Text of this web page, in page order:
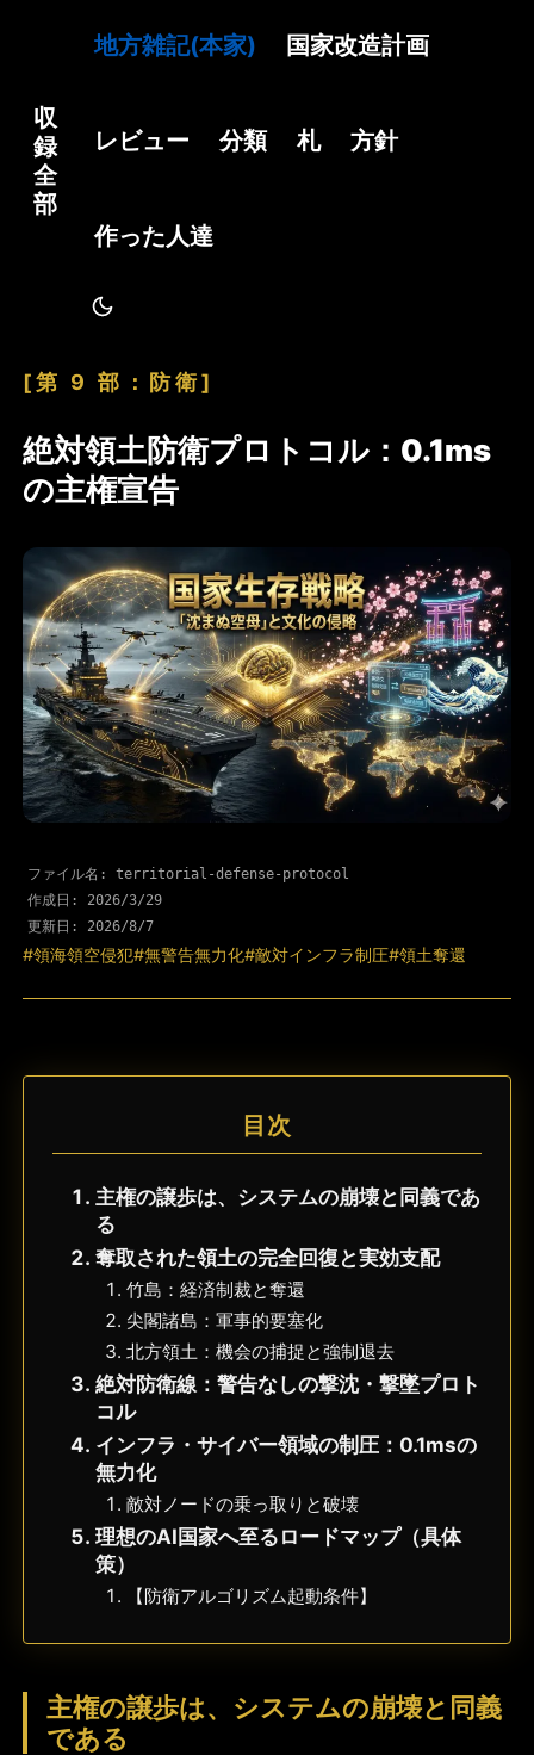
収
録
全
部
地方雑記(本家) 国家改造計画
レビュー 分類 札 方針
作った人達
[第 9 部：防衛]
絶対領土防衛プロトコル：0.1ms
の主権宣告
ファイル名: territorial-defense-protocol
作成日: 2026/3/29
更新日: 2026/8/7
#領海領空侵犯#無警告無力化#敵対インフラ制圧#領土奪還
目次
主権の譲歩は、システムの崩壊と同義であ
る
奪取された領土の完全回復と実効支配
竹島：経済制裁と奪還
尖閣諸島：軍事的要塞化
北方領土：機会の捕捉と強制退去
絶対防衛線：警告なしの撃沈・撃墜プロト
コル
インフラ・サイバー領域の制圧：0.1msの
無力化
敵対ノードの乗っ取りと破壊
理想のAI国家へ至るロードマップ（具体
策）
【防衛アルゴリズム起動条件】
主権の譲歩は、システムの崩壊と同義
である